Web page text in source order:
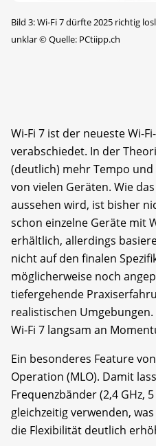
Bild 3: Wi-Fi 7 dürfte 2025 richtig
unklar©Quelle: PCtiipp.ch
Wi-Fi 7 ist der neueste Wi-
verabschiedet. In der
(deutlich) mehr Tempo
von vielen Geräten. Wie
aussehen wird, ist bisher
schon einzelne Geräte mit
erhältlich, allerdings
nicht auf den finalen
möglicherweise noch
tiefer­gehende
realistischen
Wi-Fi 7 langsam an
Ein besonderes Feature
Operation (MLO). Damit
Frequenzbänder (2,4 GHz,
gleichzeitig verwenden,
die Flexibilität deutlich